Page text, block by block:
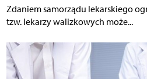
Zdaniem samorządu lekarskiego
tzw. lekarzy walizkowych może...